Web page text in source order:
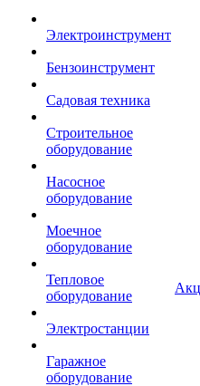
Электроинструмент
Бензоинструмент
Садовая техника
Строительное
оборудование
Насосное
оборудование
Моечное
оборудование
Тепловое
оборудование
Электростанции
Гаражное
оборудование